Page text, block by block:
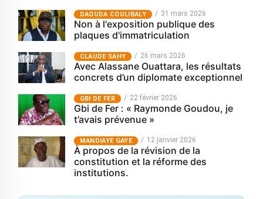
‎DAOUDA COULIBALY 31 mars 2026
Non à l'exposition publique des
plaques d'immatriculation
CLAUDE SAHY 26 mars 2026
Avec Alassane Ouattara, les résultats
concrets d’un diplomate exceptionnel
GBI DE FER 22 février 2026
Gbi de Fer : « Raymonde Goudou, je
t’avais prévenue »
MANDIAYE GAYE 12 janvier 2026
À propos de la révision de la
constitution et la réforme des
institutions.